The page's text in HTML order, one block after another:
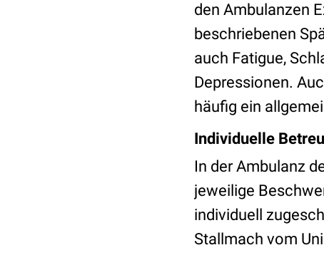
den Ambulanzen
beschriebenen
auch Fatigue,
Depressionen.
häufig ein
Individuelle
In der Ambulanz
jeweilige
individuell
Stallmach vom